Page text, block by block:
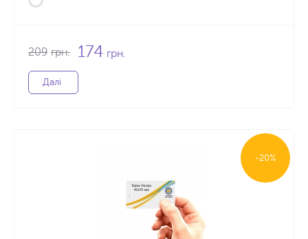
209 грн. 174 грн.
Далі
-20%